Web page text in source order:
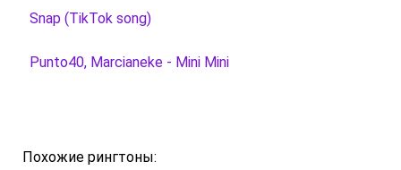
Snap (TikTok song)
Punto40, Marcianeke - Mini Mini
Похожие рингтоны: